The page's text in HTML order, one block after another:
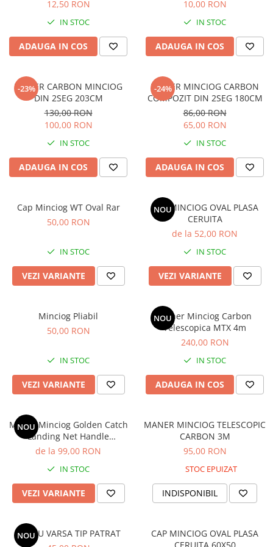
Opritoare pescuit
Crosete si burghie pescuit
Foarfeca pescuit
Cleste pescuit
12,50 RON
IN STOC
ADAUGA IN COS
10,00 RON
IN STOC
ADAUGA IN COS
-23%
MANER CARBON MINCIOG
DIN 2SEG 203CM
130,00 RON
100,00 RON
IN STOC
ADAUGA IN COS
-24%
MANER MINCIOG CARBON
COMPOZIT DIN 2SEG 180CM
86,00 RON
65,00 RON
IN STOC
ADAUGA IN COS
Cap Minciog WT Oval Rar
50,00 RON
IN STOC
VEZI VARIANTE
NOU
CAP MINCIOG OVAL PLASA
CERUITA
de la 52,00 RON
IN STOC
VEZI VARIANTE
Minciog Pliabil
50,00 RON
IN STOC
VEZI VARIANTE
NOU
Maner Minciog Carbon
Telescopica MTX 4m
240,00 RON
IN STOC
ADAUGA IN COS
NOU
Maner Minciog Golden Catch
Landing Net Handle
Wanderer, 6seg
de la 99,00 RON
IN STOC
VEZI VARIANTE
MANER MINCIOG TELESCOPIC
CARBON 3M
95,00 RON
STOC EPUIZAT
INDISPONIBIL
NOU
HALAU VARSA TIP PATRAT
CAP MINCIOG OVAL PLASA